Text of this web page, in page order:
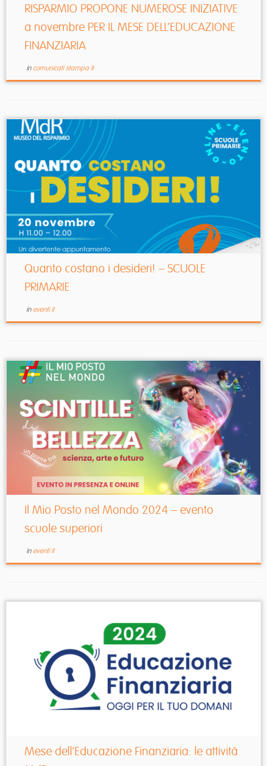
RISPARMIO PROPONE NUMEROSE INIZIATIVE
a novembre PER IL MESE DELL’EDUCAZIONE
FINANZIARIA
in comunicati stampa it
Quanto costano i desideri! – SCUOLE
PRIMARIE
in eventi it
Il Mio Posto nel Mondo 2024 – evento
scuole superiori
in eventi it
Mese dell’Educazione Finanziaria: le attività